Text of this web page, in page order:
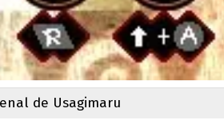
de Usagimaru